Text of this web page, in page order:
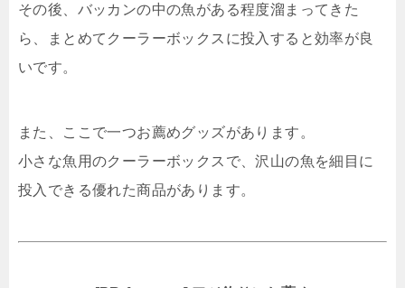
その後、バッカンの中の魚がある程度溜まってきた
ら、まとめてクーラーボックスに投入すると効率が良
いです。
また、ここで一つお薦めグッズがあります。
小さな魚用のクーラーボックスで、沢山の魚を細目に
投入できる優れた商品があります。